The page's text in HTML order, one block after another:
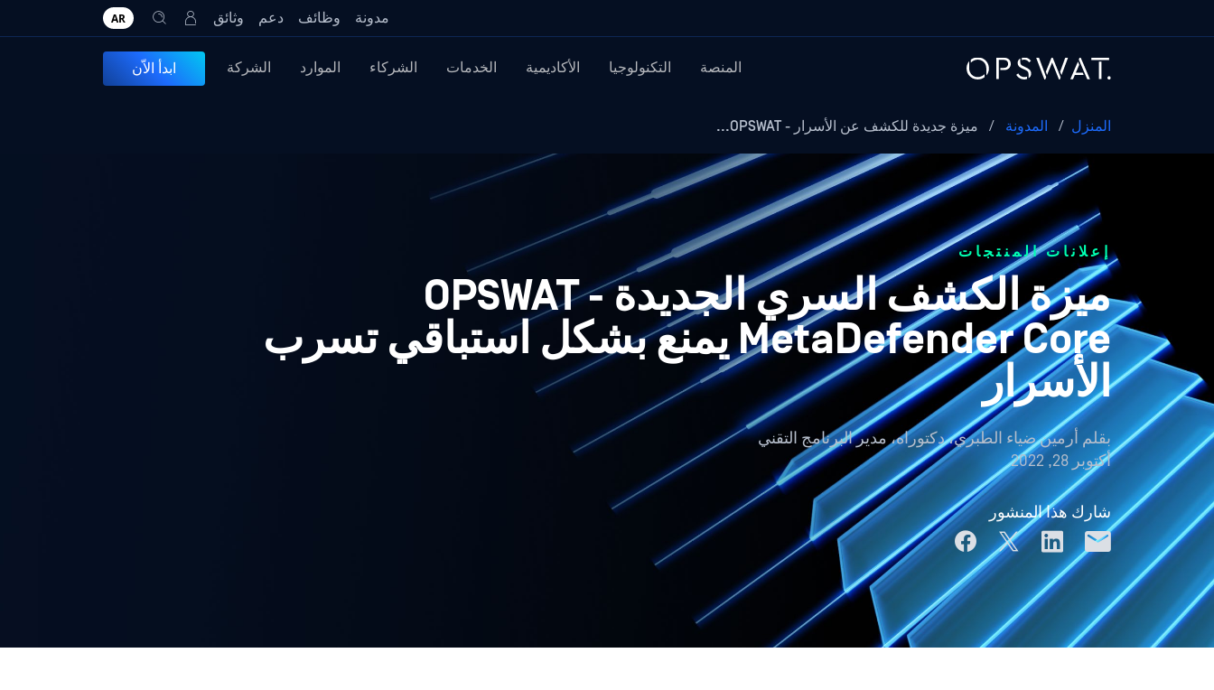
مدونة وظائف دعم وثائق AR
المنصة التكنولوجيا الأكاديمية الخدمات الشركاء الموارد الشركة ابدأ الاّن
المنزل / المدونة / ميزة جديدة للكشف عن الأسرار - OPSWAT...
إعلانات المنتجات
ميزة الكشف السري الجديدة - OPSWAT
MetaDefender Core يمنع بشكل استباقي تسرب
الأسرار
بقلم أرمين ضياء الطبري، دكتوراه، مدير البرنامج التقني
أكتوبر 28, 2022
شارك هذا المنشور